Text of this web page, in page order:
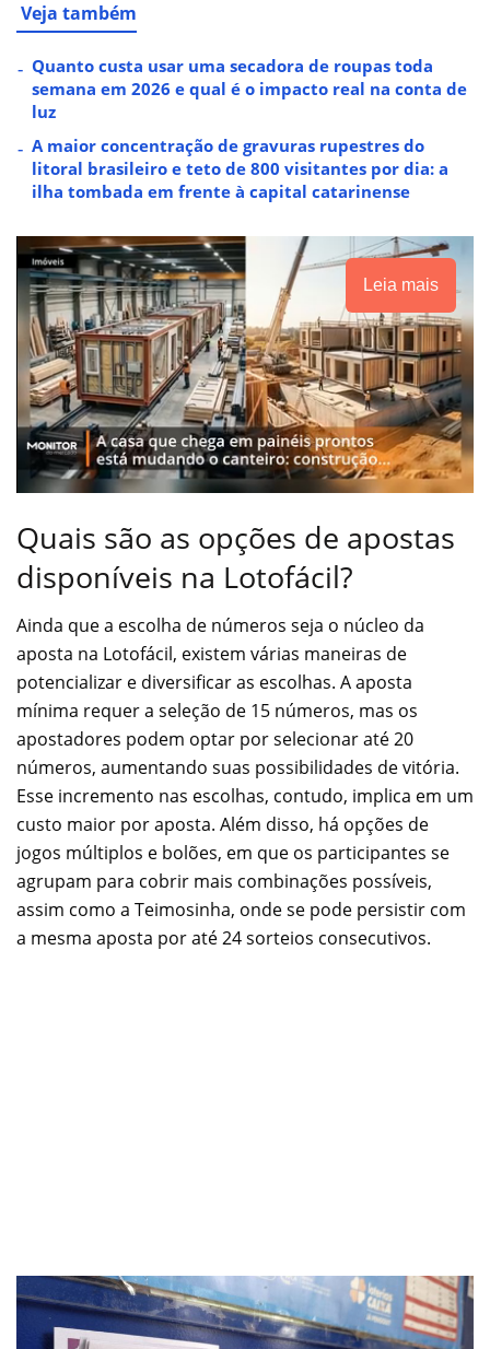
Veja também
Quanto custa usar uma secadora de roupas toda
semana em 2026 e qual é o impacto real na conta de
luz
A maior concentração de gravuras rupestres do
litoral brasileiro e teto de 800 visitantes por dia: a
ilha tombada em frente à capital catarinense
Leia mais
Quais são as opções de apostas
disponíveis na Lotofácil?
Ainda que a escolha de números seja o núcleo da
aposta na Lotofácil, existem várias maneiras de
potencializar e diversificar as escolhas. A aposta
mínima requer a seleção de 15 números, mas os
apostadores podem optar por selecionar até 20
números, aumentando suas possibilidades de vitória.
Esse incremento nas escolhas, contudo, implica em um
custo maior por aposta. Além disso, há opções de
jogos múltiplos e bolões, em que os participantes se
agrupam para cobrir mais combinações possíveis,
assim como a Teimosinha, onde se pode persistir com
a mesma aposta por até 24 sorteios consecutivos.